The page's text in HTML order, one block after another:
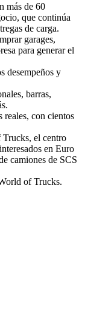
más de 60
que continúa
de carga.
garages,
para generar el
desempeños y
barras,
reales, con cientos
el centro
en Euro
camiones de SCS
of Trucks.